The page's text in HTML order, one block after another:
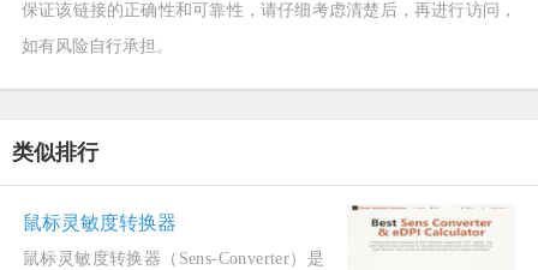
保证该链接的正确性和可靠性，请仔细考虑清楚后，再进行访问，
如有风险自行承担。
类似排行
鼠标灵敏度转换器
鼠标灵敏度转换器（Sens‑Converter）是